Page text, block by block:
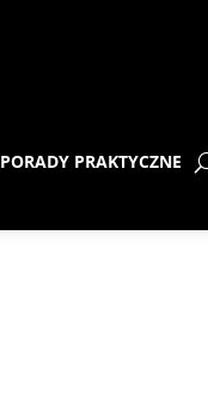
PORADY PRAKTYCZNE